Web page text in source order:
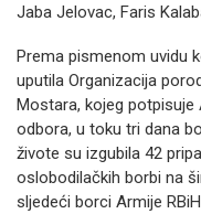
Jaba Jelovac, Faris
Prema pismenom uvidu
uputila Organizacija
Mostara, kojeg potpisuje
odbora, u toku tri dana
živote su izgubila 42
oslobodilačkih borbi na
sljedeći borci Armije